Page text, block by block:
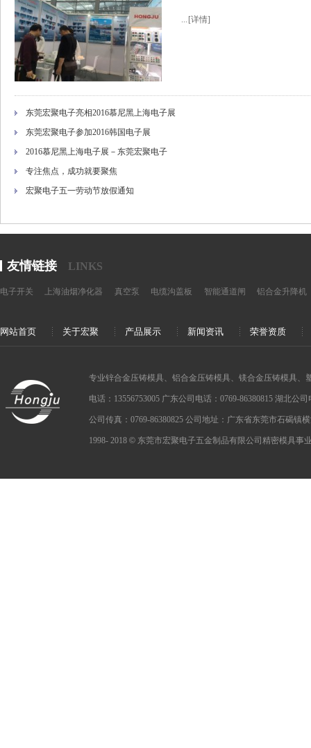
... [详情]
东莞宏聚电子亮相2016慕尼黑上海电子展
东莞宏聚电子参加2016韩国电子展
2016慕尼黑上海电子展－东莞宏聚电子
专注焦点，成功就要聚焦
宏聚电子五一劳动节放假通知
友情链接 LINKS
电子开关 上海油烟净化器 真空泵 电缆沟盖板 智能通道闸 铝合金升降机
网站首页 关于宏聚 产品展示 新闻资讯 荣誉资质
专业锌合金压铸模具、铝合金压铸模具、镁合金压铸模具、
电话：13556753005 广东公司电话：0769-86380815 湖北公
公司传真：0769-86380825 公司地址：广东省东莞市石碣镇
1998- 2018 © 东莞市宏聚电子五金制品有限公司精密模具事